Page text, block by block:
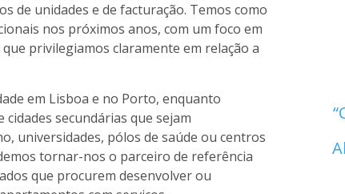
de unidades e de facturação. Temos como
nos próximos anos, com um foco em
privilegiamos claramente em relação a
em Lisboa e no Porto, enquanto
secundárias que sejam
universidades, pólos de saúde ou centros
tornar-nos o parceiro de referência
que procurem desenvolver ou